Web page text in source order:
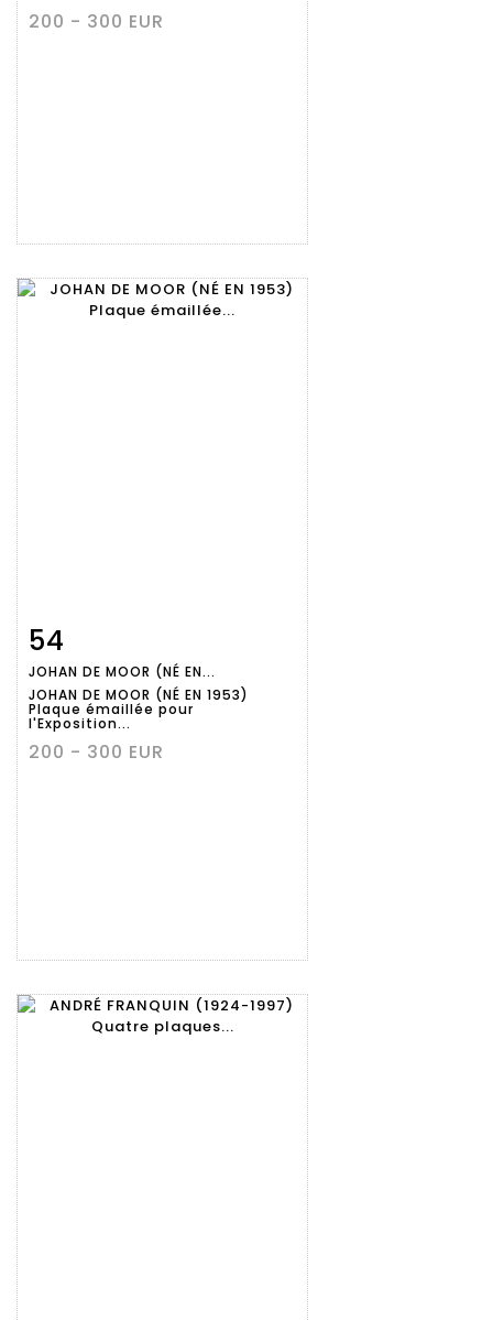
200 - 300 EUR
détaillée
54
JOHAN DE MOOR (NÉ EN...
JOHAN DE MOOR (NÉ EN 1953)
Plaque émaillée pour
l'Exposition...
200 - 300 EUR